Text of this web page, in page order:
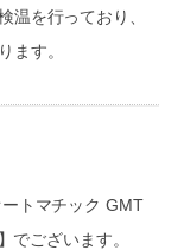
温を行っており、
ます。
トマチック GMT
でございます。